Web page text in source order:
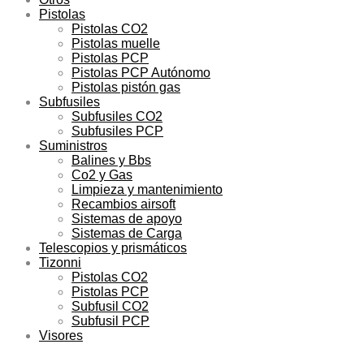
Pistolas
Pistolas CO2
Pistolas muelle
Pistolas PCP
Pistolas PCP Autónomo
Pistolas pistón gas
Subfusiles
Subfusiles CO2
Subfusiles PCP
Suministros
Balines y Bbs
Co2 y Gas
Limpieza y mantenimiento
Recambios airsoft
Sistemas de apoyo
Sistemas de Carga
Telescopios y prismáticos
Tizonni
Pistolas CO2
Pistolas PCP
Subfusil CO2
Subfusil PCP
Visores